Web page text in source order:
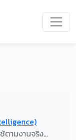
ตามงานจริง...